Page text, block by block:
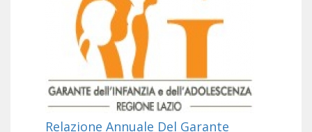
Relazione Annuale Del Garante